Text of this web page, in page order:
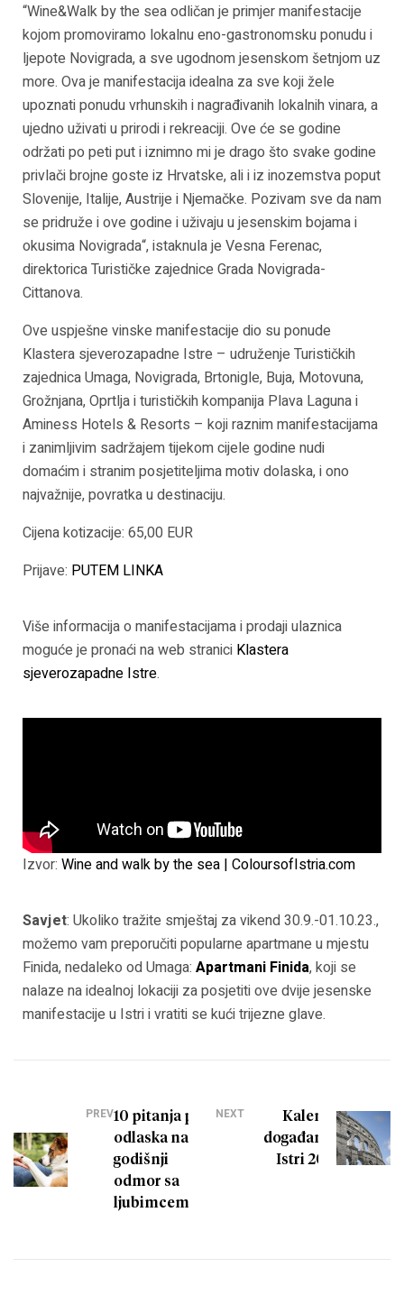
“Wine&Walk by the sea odličan je primjer manifestacije
kojom promoviramo lokalnu eno-gastronomsku ponudu i
ljepote Novigrada, a sve ugodnom jesenskom šetnjom uz
more. Ova je manifestacija idealna za sve koji žele
upoznati ponudu vrhunskih i nagrađivanih lokalnih vinara, a
ujedno uživati u prirodi i rekreaciji. Ove će se godine
održati po peti put i iznimno mi je drago što svake godine
privlači brojne goste iz Hrvatske, ali i iz inozemstva poput
Slovenije, Italije, Austrije i Njemačke. Pozivam sve da nam
se pridruže i ove godine i uživaju u jesenskim bojama i
okusima Novigrada“, istaknula je Vesna Ferenac,
direktorica Turističke zajednice Grada Novigrada-
Cittanova.
Ove uspješne vinske manifestacije dio su ponude
Klastera sjeverozapadne Istre – udruženje Turističkih
zajednica Umaga, Novigrada, Brtonigle, Buja, Motovuna,
Grožnjana, Oprtlja i turističkih kompanija Plava Laguna i
Aminess Hotels & Resorts – koji raznim manifestacijama
i zanimljivim sadržajem tijekom cijele godine nudi
domaćim i stranim posjetiteljima motiv dolaska, i ono
najvažnije, povratka u destinaciju.
Cijena kotizacije: 65,00 EUR
Prijave: PUTEM LINKA
Više informacija o manifestacijama i prodaji ulaznica
moguće je pronaći na web stranici Klastera
sjeverozapadne Istre.
Izvor: Wine and walk by the sea | ColoursofIstria.com
Savjet: Ukoliko tražite smještaj za vikend 30.9.-01.10.23.,
možemo vam preporučiti popularne apartmane u mjestu
Finida, nedaleko od Umaga: Apartmani Finida, koji se
nalaze na idealnoj lokaciji za posjetiti ove dvije jesenske
manifestacije u Istri i vratiti se kući trijezne glave.
PREV10 pitanja prije
odlaska na
godišnji
odmor sa
ljubimcem
NEXT
Kalendar
događanja u
Istri 2024.